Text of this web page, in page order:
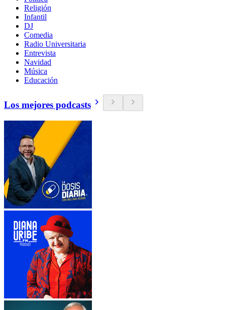
Religión
Infantil
DJ
Comedia
Radio Universitaria
Entrevista
Navidad
Música
Educación
Los mejores podcasts